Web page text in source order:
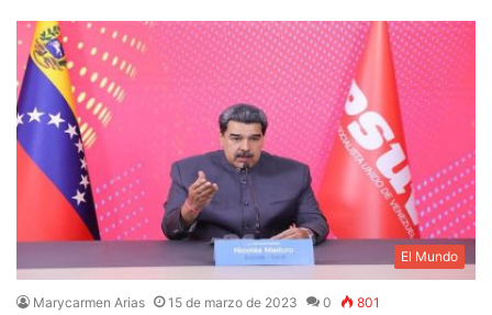
El Mundo
Marycarmen Arias 15 de marzo de 2023 0 801